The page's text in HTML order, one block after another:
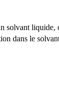
solvant
dans le